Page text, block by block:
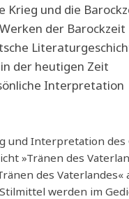
Krieg und die
der Barockzeit
der heutigen Zeit
Interpretation
und Interpretation des
»Tränen des
des Vaterlandes«
werden im